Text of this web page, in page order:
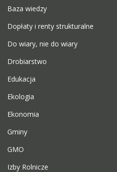
Baza wiedzy
Dopłaty i renty strukturalne
Do wiary, nie do wiary
Drobiarstwo
Edukacja
Ekologia
Ekonomia
Gminy
GMO
Izby Rolnicze